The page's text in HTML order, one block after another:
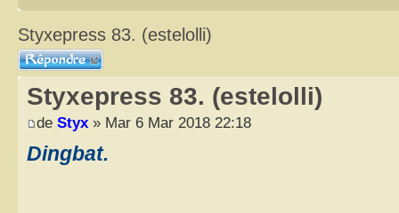
Styxepress 83. (estelolli)
Répondre
Styxepress 83. (estelolli)
de Styx » Mar 6 Mar 2018 22:18
Dingbat.